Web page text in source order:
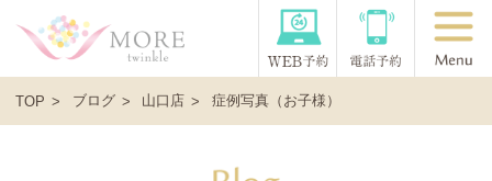
TOP ブログ 山口店 症例写真（お子様）